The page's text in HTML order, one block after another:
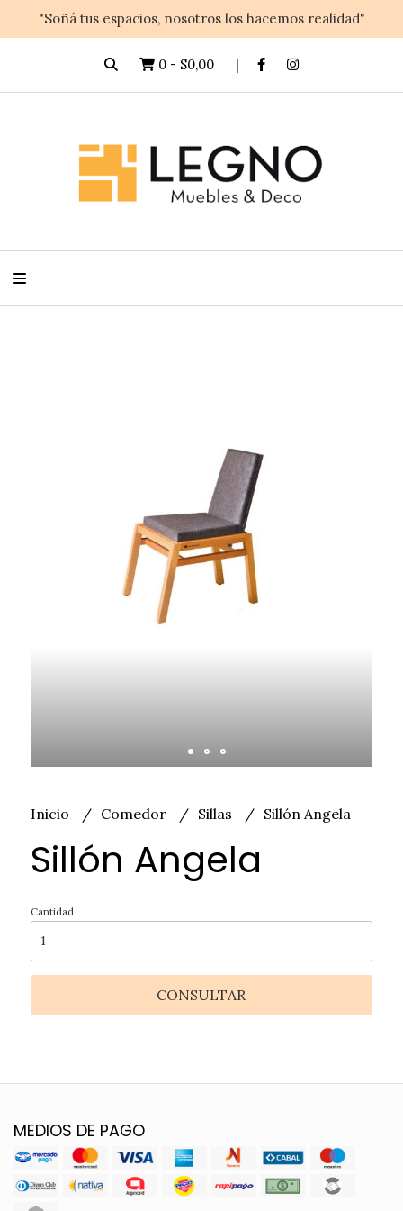
"Soñá tus espacios, nosotros los hacemos realidad"
0 - $0,00
Inicio Comedor Sillas Sillón Angela
Sillón Angela
Cantidad
CONSULTAR
MEDIOS DE PAGO